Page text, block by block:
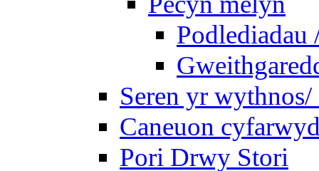
Podlediadau
Seren yr
Caneuon
Pori Drwy Stori